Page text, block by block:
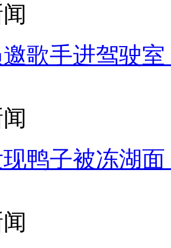
歌手进驾驶
鸭子被冻湖